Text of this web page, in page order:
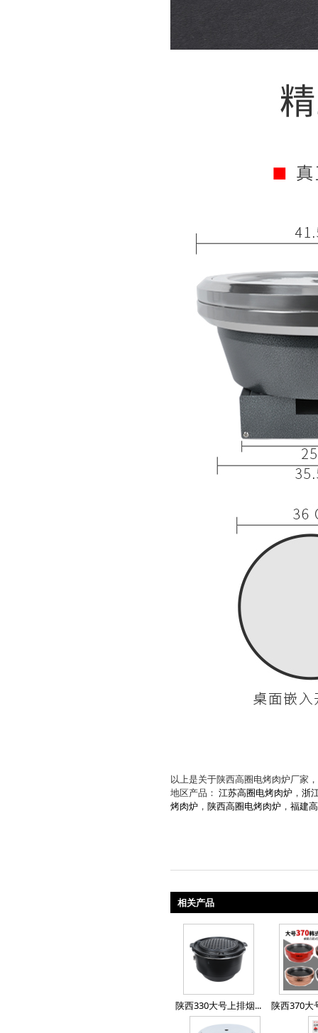
以上是关于陕西高圈电烤肉炉厂家
地区产品： 江苏高圈电烤肉炉 ， 浙
烤肉炉 ， 陕西高圈电烤肉炉 ， 福建
相关产品
陕西330大号上排烟... 陕西370大